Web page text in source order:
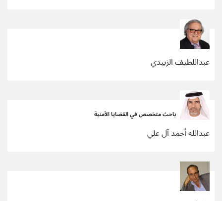
عبداللطيف الزبيدي
باحث متخصص في القضايا الأمنية
عبدالله أحمد آل علي